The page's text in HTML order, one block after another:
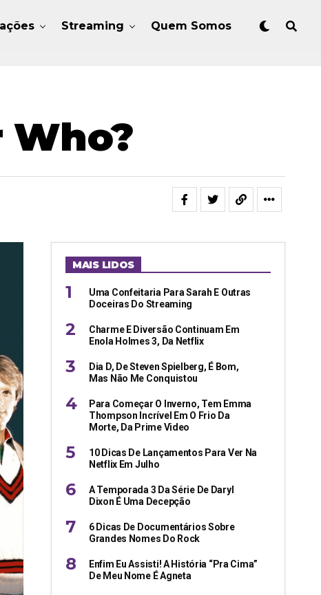
Streaming Quem Somos
Who?
MAIS LIDOS
Uma Confeitaria Para Sarah E Outras
Doceiras Do Streaming
Charme E Diversão Continuam Em
Enola Holmes 3, Da Netflix
Dia D, De Steven Spielberg, É Bom,
Mas Não Me Conquistou
Para Começar O Inverno, Tem Emma
Thompson Incrível Em O Frio Da
Morte, Da Prime Video
10 Dicas De Lançamentos Para Ver Na
Netflix Em Julho
A Temporada 3 Da Série De Daryl
Dixon É Uma Decepção
6 Dicas De Documentários Sobre
Grandes Nomes Do Rock
Enfim Eu Assisti! A História “pra Cima”
De Meu Nome É Agneta